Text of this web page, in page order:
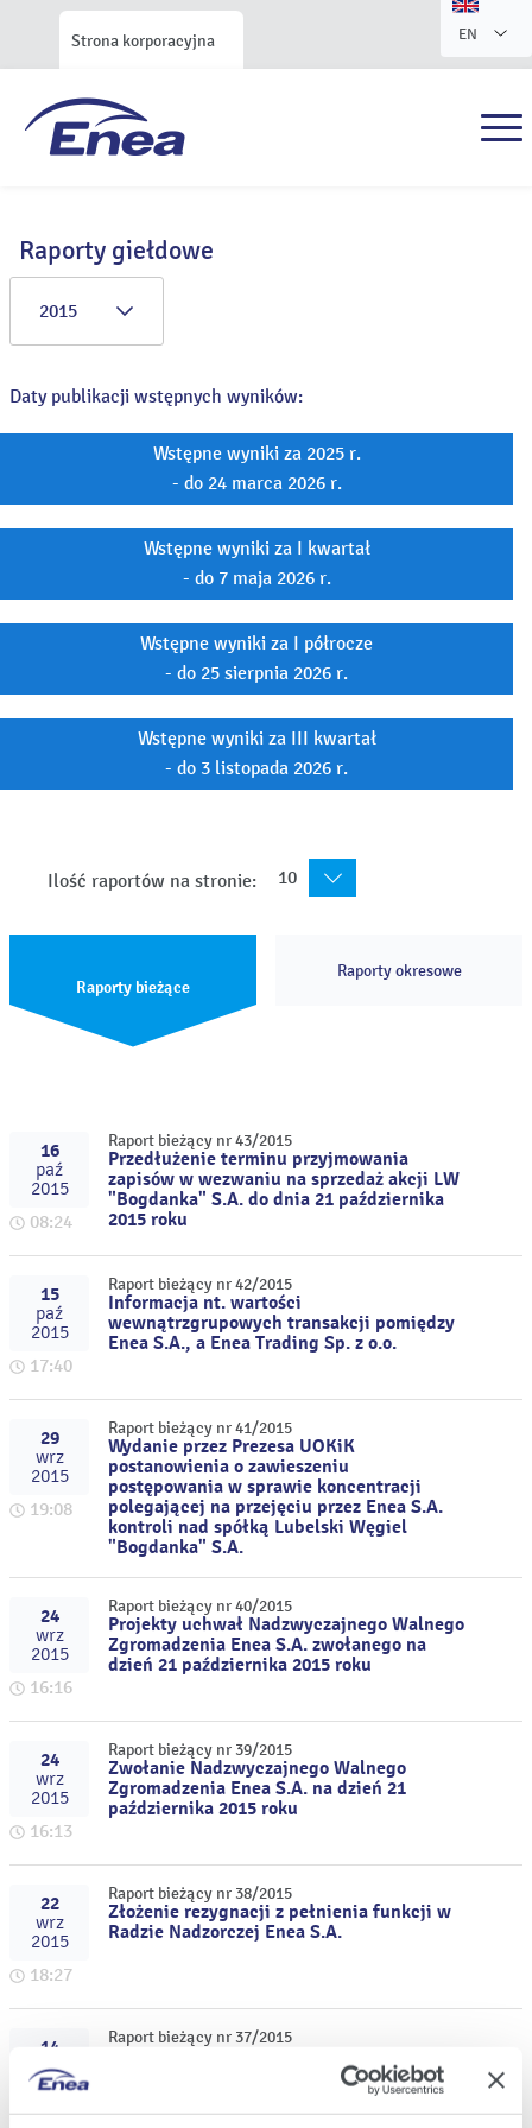
Strona korporacyjna EN
Raporty giełdowe
2015
Daty publikacji wstępnych wyników:
Wstępne wyniki za 2025 r.
- do 24 marca 2026 r.
Wstępne wyniki za I kwartał
- do 7 maja 2026 r.
Wstępne wyniki za I półrocze
- do 25 sierpnia 2026 r.
Wstępne wyniki za III kwartał
- do 3 listopada 2026 r.
Ilość raportów na stronie: 10
Raporty bieżące
Raporty okresowe
16
paź
2015
08:24
Raport bieżący nr 43/2015
Przedłużenie terminu przyjmowania
zapisów w wezwaniu na sprzedaż akcji LW
"Bogdanka" S.A. do dnia 21 października
2015 roku
15
paź
2015
17:40
Raport bieżący nr 42/2015
Informacja nt. wartości
wewnątrzgrupowych transakcji pomiędzy
Enea S.A., a Enea Trading Sp. z o.o.
29
wrz
2015
19:08
Raport bieżący nr 41/2015
Wydanie przez Prezesa UOKiK
postanowienia o zawieszeniu
postępowania w sprawie koncentracji
polegającej na przejęciu przez Enea S.A.
kontroli nad spółką Lubelski Węgiel
"Bogdanka" S.A.
24
wrz
2015
16:16
Raport bieżący nr 40/2015
Projekty uchwał Nadzwyczajnego Walnego
Zgromadzenia Enea S.A. zwołanego na
dzień 21 października 2015 roku
24
wrz
2015
16:13
Raport bieżący nr 39/2015
Zwołanie Nadzwyczajnego Walnego
Zgromadzenia Enea S.A. na dzień 21
października 2015 roku
22
wrz
2015
18:27
Raport bieżący nr 38/2015
Złożenie rezygnacji z pełnienia funkcji w
Radzie Nadzorczej Enea S.A.
14
wrz
2015
09:03
Raport bieżący nr 37/2015
wyrażającej zgodę na ogłoszenie
wezwania na zapisywanie się na sprzedaż
akcji spółki Lubelski Węgiel "Bogdanka"